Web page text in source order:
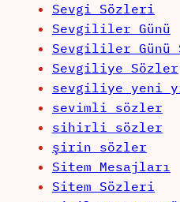
Sevgi Sözleri
Sevgililer Günü
Sevgililer Günü
Sevgiliye Sözler
sevgiliye yeni
sevimli sözler
sihirli sözler
şirin sözler
Sitem Mesajları
Sitem Sözleri